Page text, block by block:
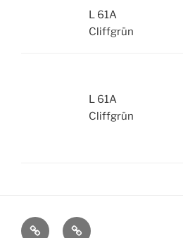
L 61A
Cliffgrün
L 61A
Cliffgrün
ImpressumDatenschutzerklärung